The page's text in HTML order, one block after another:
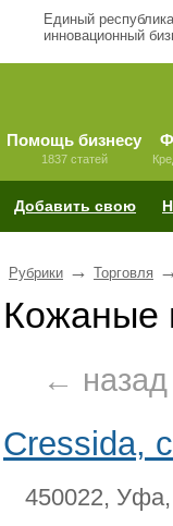
Единый
инновационный
Помощь бизнесу
1837 статей
Добавить свою
Рубрики → Торговля
Кожаные
← назад
Cressida,
450022,